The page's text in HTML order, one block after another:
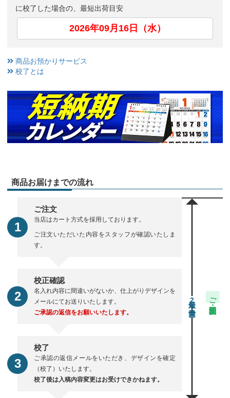
に校了した場合の、最短出荷目安
2026年09月16日（水）
商品お預かりサービス
校了とは
商品お届けまでの流れ
ご注文
当店はカート方式を採用しております。
ご注文いただいた内容をスタッフが確認いたしま
す。
校正確認
名入れ内容に間違いがないか、仕上がりデザインを
メールにてお送りいたします。
ご承認の返信をお願いいたします。
校了
ご承認の返信メールをいただき、デザインを確定
（校了）いたします。
校了後は入稿内容変更はお受けできかねます。
2 ご注文・校正期間